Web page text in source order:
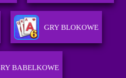
GRY BLOKOWE
BABELKOWE